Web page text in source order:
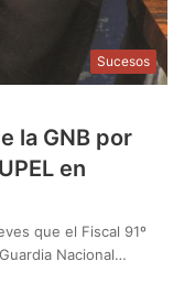
Sucesos
la GNB por
en
que el Fiscal 91º
Nacional…